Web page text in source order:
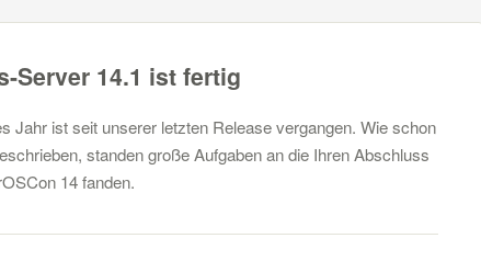
Server 14.1 ist fertig
Jahr ist seit unserer letzten Release vergangen. Wie schon
standen große Aufgaben an die Ihren Abschluss
14 fanden.